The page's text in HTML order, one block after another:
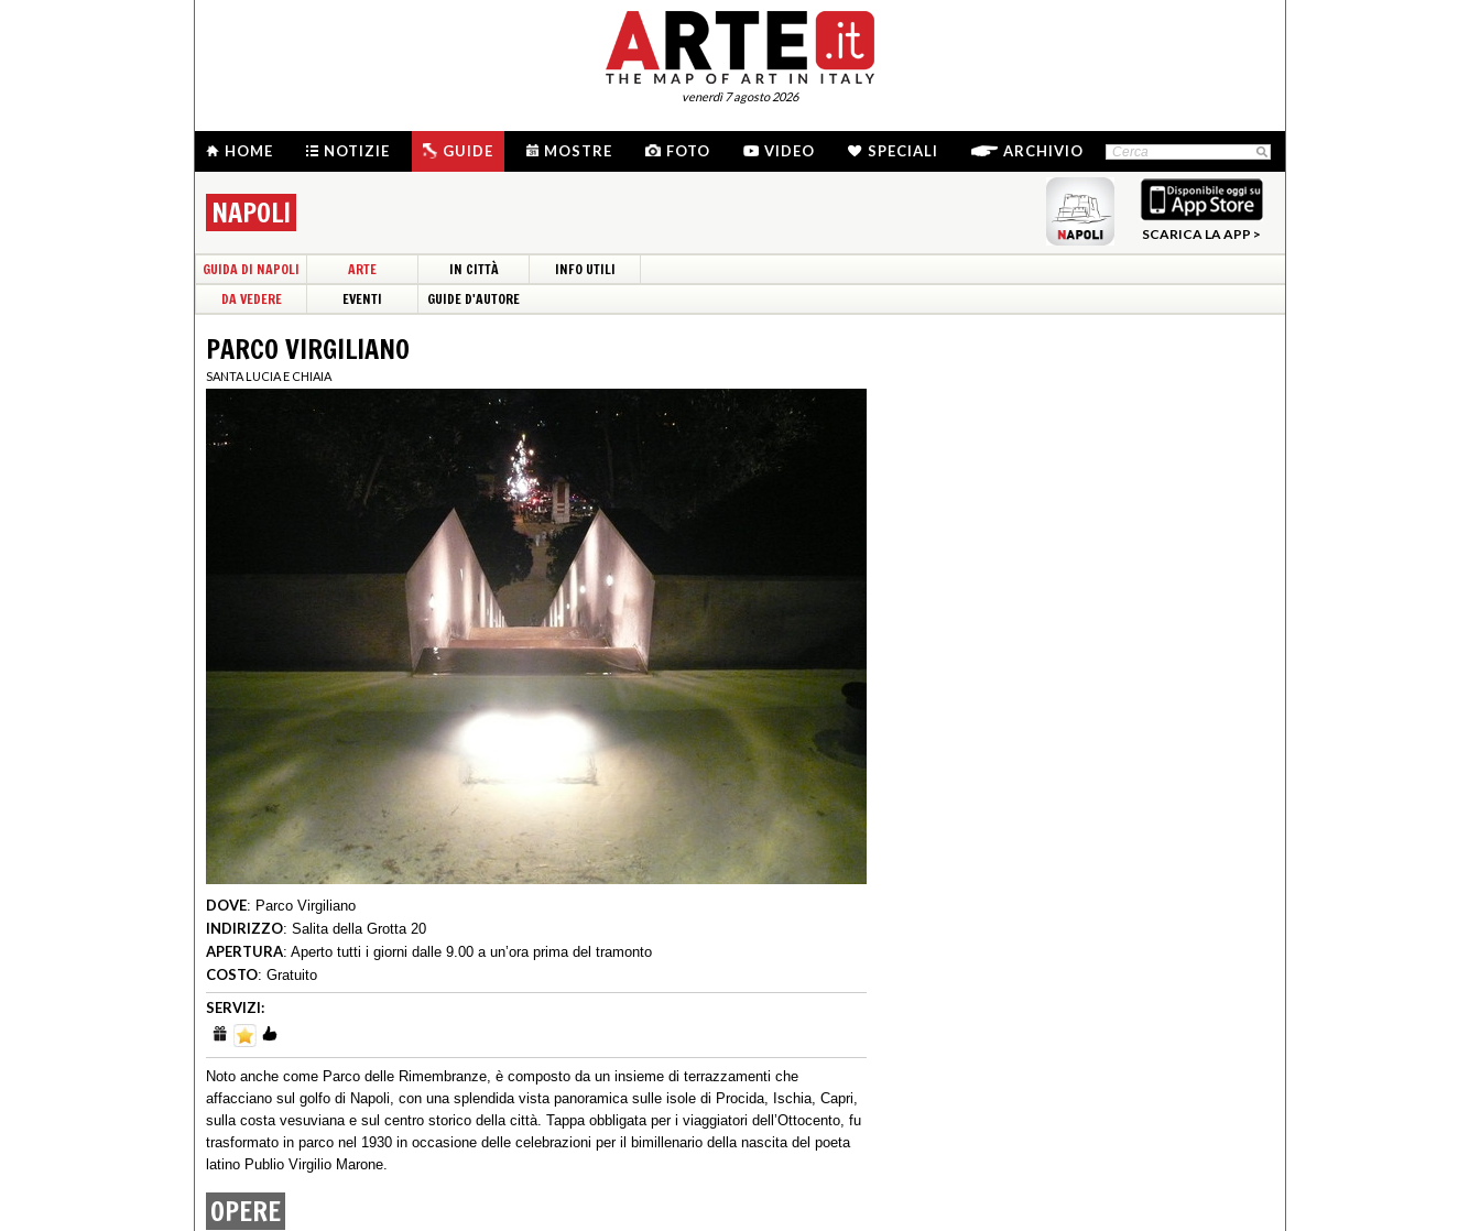
venerdì 7 agosto 2026
HOME NOTIZIE GUIDE MOSTRE FOTO VIDEO SPECIALI ARCHIVIO
NAPOLI
SCARICA LA APP >
GUIDA DI NAPOLI ARTE IN CITTÀ
INFO UTILI
DA VEDERE
EVENTI GUIDE D'AUTORE
PARCO VIRGILIANO
SANTA LUCIA E CHIAIA
DOVE: Parco Virgiliano
INDIRIZZO: Salita della Grotta 20
APERTURA: Aperto tutti i giorni dalle 9.00 a un’ora prima del tramonto
COSTO: Gratuito
SERVIZI:
Noto anche come Parco delle Rimembranze, è composto da un insieme di terrazzamenti che
affacciano sul golfo di Napoli, con una splendida vista panoramica sulle isole di Procida, Ischia, Capri,
sulla costa vesuviana e sul centro storico della città. Tappa obbligata per i viaggiatori dell’Ottocento, fu
trasformato in parco nel 1930 in occasione delle celebrazioni per il bimillenario della nascita del poeta
latino Publio Virgilio Marone.
OPERE